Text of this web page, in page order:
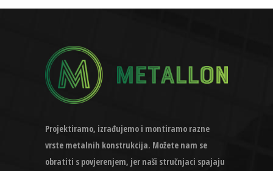
Projektiramo, izrađujemo i montiramo razne
vrste metalnih konstrukcija. Možete nam se
obratiti s povjerenjem, jer naši stručnjaci spajaju